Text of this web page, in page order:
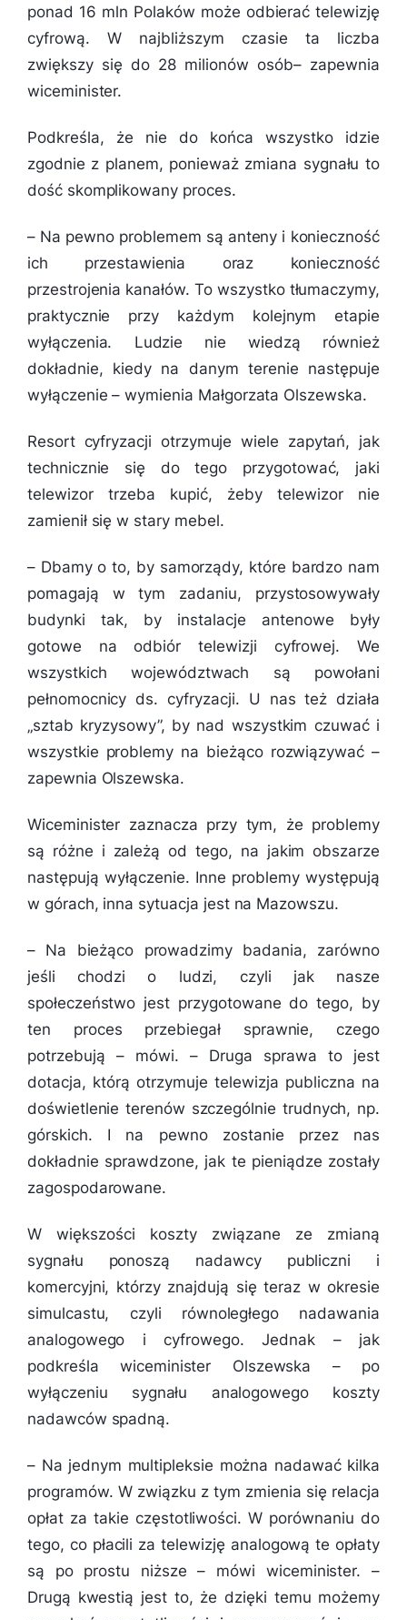
ponad 16 mln Polaków może odbierać telewizję
cyfrową. W najbliższym czasie ta liczba
zwiększy się do 28 milionów osób– zapewnia
wiceminister.
Podkreśla, że nie do końca wszystko idzie
zgodnie z planem, ponieważ zmiana sygnału to
dość skomplikowany proces.
– Na pewno problemem są anteny i konieczność
ich przestawienia oraz konieczność
przestrojenia kanałów. To wszystko tłumaczymy,
praktycznie przy każdym kolejnym etapie
wyłączenia. Ludzie nie wiedzą również
dokładnie, kiedy na danym terenie następuje
wyłączenie – wymienia Małgorzata Olszewska.
Resort cyfryzacji otrzymuje wiele zapytań, jak
technicznie się do tego przygotować, jaki
telewizor trzeba kupić, żeby telewizor nie
zamienił się w stary mebel.
– Dbamy o to, by samorządy, które bardzo nam
pomagają w tym zadaniu, przystosowywały
budynki tak, by instalacje antenowe były
gotowe na odbiór telewizji cyfrowej. We
wszystkich województwach są powołani
pełnomocnicy ds. cyfryzacji. U nas też działa
„sztab kryzysowy”, by nad wszystkim czuwać i
wszystkie problemy na bieżąco rozwiązywać–
zapewnia Olszewska.
Wiceminister zaznacza przy tym, że problemy
są różne i zależą od tego, na jakim obszarze
następują wyłączenie. Inne problemy występują
w górach, inna sytuacja jest na Mazowszu.
– Na bieżąco prowadzimy badania, zarówno
jeśli chodzi o ludzi, czyli jak nasze
społeczeństwo jest przygotowane do tego, by
ten proces przebiegał sprawnie, czego
potrzebują – mówi. –Druga sprawa to jest
dotacja, którą otrzymuje telewizja publiczna na
doświetlenie terenów szczególnie trudnych, np.
górskich. I na pewno zostanie przez nas
dokładnie sprawdzone, jak te pieniądze zostały
zagospodarowane.
W większości koszty związane ze zmianą
sygnału ponoszą nadawcy publiczni i
komercyjni, którzy znajdują się teraz w okresie
simulcastu, czyli równoległego nadawania
analogowego i cyfrowego. Jednak – jak
podkreśla wiceminister Olszewska – po
wyłączeniu sygnału analogowego koszty
nadawców spadną.
– Na jednym multipleksie można nadawać kilka
programów. W związku z tym zmienia się relacja
opłat za takie częstotliwości. W porównaniu do
tego, co płacili za telewizję analogową te opłaty
są po prostu niższe – mówi wiceminister. –
Drugą kwestią jest to, że dzięki temu możemy